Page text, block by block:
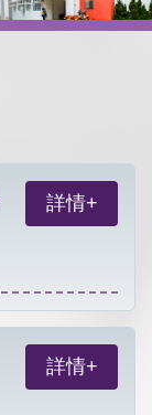
詳情+
詳情+